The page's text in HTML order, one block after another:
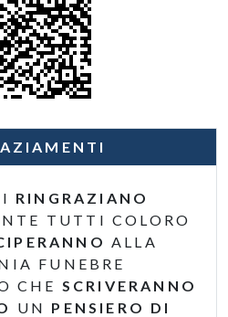
RINGRAZIANO
TUTTI COLORO
ALLA
FUNEBRE
CHE SCRIVERANNO
UN PENSIERO DI